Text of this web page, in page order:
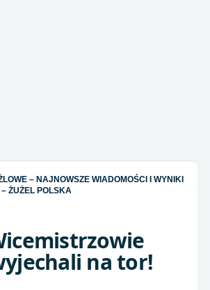
– NAJNOWSZE WIADOMOŚCI I WYNIKI
ŻUŻEL POLSKA
na tor!